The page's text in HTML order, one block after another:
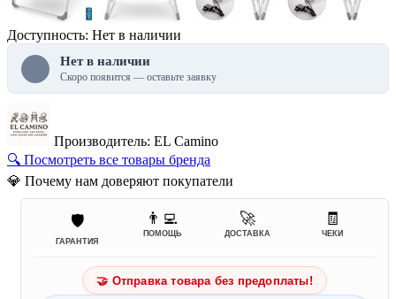
Доступность: Нет в наличии
Нет в наличии
Скоро появится — оставьте заявку
Производитель: EL Camino
🔍 Посмотреть все товары бренда
💎 Почему нам доверяют покупатели
🛡️
ГАРАНТИЯ
👨‍💻
ПОМОЩЬ
🚀
ДОСТАВКА
🧾
ЧЕКИ
🤝 Отправка товара без предоплаты!